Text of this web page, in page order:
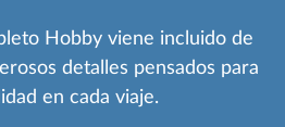
Hobby viene incluido de
detalles pensados para
en cada viaje.